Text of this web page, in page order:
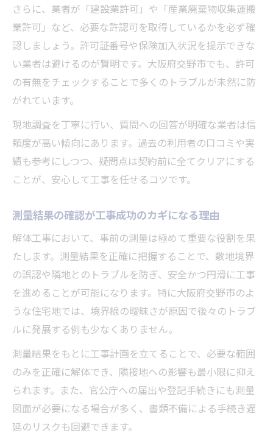
さらに、業者が「建設業許可」や「産業廃棄物収集運搬
業許可」など、必要な許認可を取得しているかを必ず確
認しましょう。許可証番号や保険加入状況を提示できな
い業者は避けるのが賢明です。大阪府交野市でも、許可
の有無をチェックすることで多くのトラブルが未然に防
がれています。
現地調査を丁寧に行い、質問への回答が明確な業者は信
頼度が高い傾向にあります。過去の利用者の口コミや実
績も参考にしつつ、疑問点は契約前に全てクリアにする
ことが、安心して工事を任せるコツです。
測量結果の確認が工事成功のカギになる理由
解体工事において、事前の測量は極めて重要な役割を果
たします。測量結果を正確に把握することで、敷地境界
の誤認や隣地とのトラブルを防ぎ、安全かつ円滑に工事
を進めることが可能になります。特に大阪府交野市のよ
うな住宅地では、境界線の曖昧さが原因で後々のトラブ
ルに発展する例も少なくありません。
測量結果をもとに工事計画を立てることで、必要な範囲
のみを正確に解体でき、隣接地への影響も最小限に抑え
られます。また、官公庁への届出や登記手続きにも測量
図面が必要になる場合が多く、書類不備による手続き遅
延のリスクも回避できます。